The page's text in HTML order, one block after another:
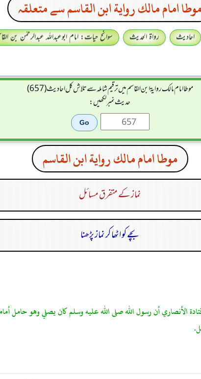
موطا امام مالك رواية ابن القاسم سے متعلقہ
احادیث رواۃ الحدیث
سوانح حیات: امام ابوعبداللہ عبدالرحمٰن بن
موطا امام مالك رواية ابن القاسم میں ترقیم شاملہ سے تلاش کل احادیث (657)
حدیث نمبر لکھیں:
موطا امام مالك رواية ابن القاسم
نماز کے متفرق مسائل
بچے کو اٹھا کر نماز پڑھنا
الأنصاري أن رسول الله صلى الله عليه وسلم كان يصلي وهو حامل